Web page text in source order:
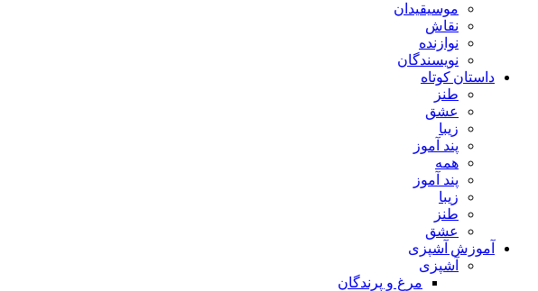
موسیقیدان
نقاش
نوازنده
نویسندگان
داستان کوتاه
طنز
عشق
زیبا
پند آموز
همه
پند آموز
زیبا
طنز
عشق
آموزش آشپزی
آشپزی
مرغ و پرندگان